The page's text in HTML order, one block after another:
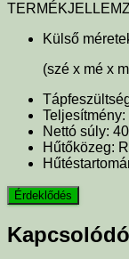
Külső
(szé x mé x
Teljesítmény:
Nettó súly:
Hűtőközeg: